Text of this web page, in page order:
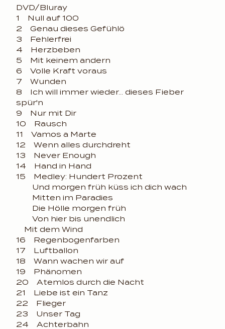
DVD/Bluray
1 Null auf 100
2 Genau dieses Gefühlö
3 Fehlerfrei
4 Herzbeben
5 Mit keinem andern
6 Volle Kraft voraus
7 Wunden
8 Ich will immer wieder... dieses Fieber
spür'n
9 Nur mit Dir
10 Rausch
11 Vamos a Marte
12 Wenn alles durchdreht
13 Never Enough
14 Hand in Hand
15 Medley: Hundert Prozent
Und morgen früh küss ich dich wach
Mitten im Paradies
Die Hölle morgen früh
Von hier bis unendlich
Mit dem Wind
16 Regenbogenfarben
17 Luftballon
18 Wann wachen wir auf
19 Phänomen
20 Atemlos durch die Nacht
21 Liebe ist ein Tanz
22 Flieger
23 Unser Tag
24 Achterbahn